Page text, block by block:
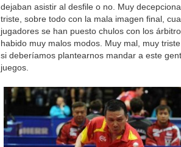
dejaban asistir al desfile o no. Muy
triste, sobre todo con la mala imagen final,
jugadores se han puesto chulos con los
habido muy malos modos. Muy mal, muy
si deberíamos plantearnos mandar a este
juegos.